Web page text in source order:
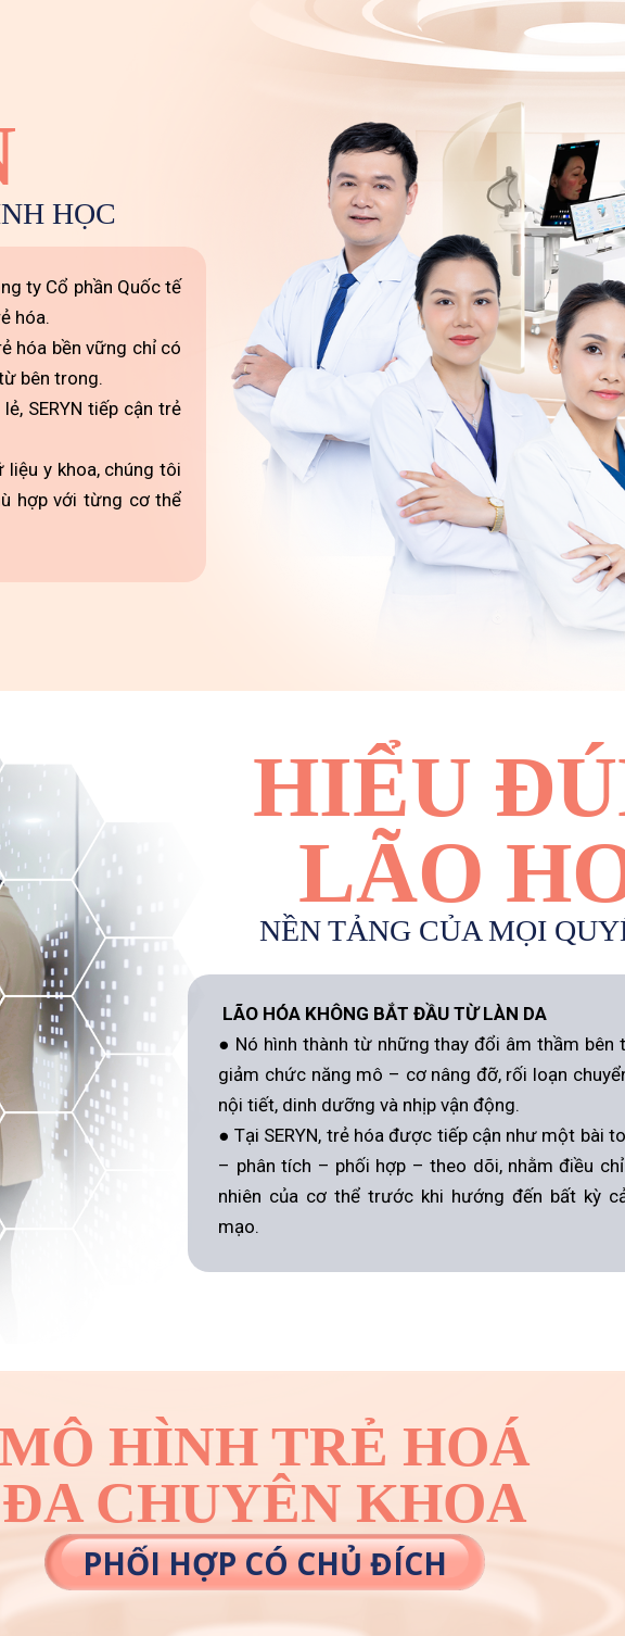
HỌC
ty Cổ phần Quốc tế
hóa.
hóa bền vững chỉ có
bên trong.
SERYN tiếp cận trẻ
y khoa, chúng tôi
hợp với từng cơ thể
HIỂU
LÃO
NỀN TẢNG CỦA MỌI
LÃO HÓA KHÔNG BẮT ĐẦU TỪ LÀN DA
● Nó hình thành từ những thay đổi âm thầm bên
giảm chức năng mô – cơ nâng đỡ, rối loạn
nội tiết, dinh dưỡng và nhịp vận động.
● Tại SERYN, trẻ hóa được tiếp cận như một bài
– phân tích – phối hợp – theo dõi, nhằm điều
nhiên của cơ thể trước khi hướng đến bất kỳ
mạo.
MÔ HÌNH TRẺ HOÁ
ĐA CHUYÊN KHOA
PHỐI HỢP CÓ CHỦ ĐÍCH